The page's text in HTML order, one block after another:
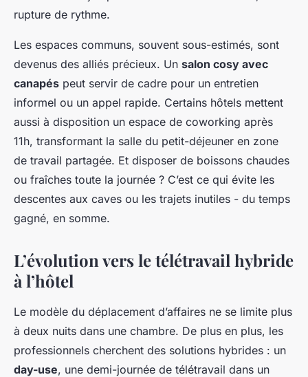
rupture de rythme.
Les espaces communs, souvent sous-estimés, sont
devenus des alliés précieux. Un salon cosy avec
canapés peut servir de cadre pour un entretien
informel ou un appel rapide. Certains hôtels mettent
aussi à disposition un espace de coworking après
11h, transformant la salle du petit-déjeuner en zone
de travail partagée. Et disposer de boissons chaudes
ou fraîches toute la journée ? C’est ce qui évite les
descentes aux caves ou les trajets inutiles - du temps
gagné, en somme.
L’évolution vers le télétravail hybride
à l’hôtel
Le modèle du déplacement d’affaires ne se limite plus
à deux nuits dans une chambre. De plus en plus, les
professionnels cherchent des solutions hybrides : un
day-use, une demi-journée de télétravail dans un